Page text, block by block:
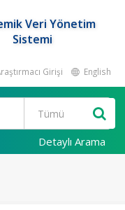
Veri Yönetim
Sistemi
Girişi English
Detaylı Arama